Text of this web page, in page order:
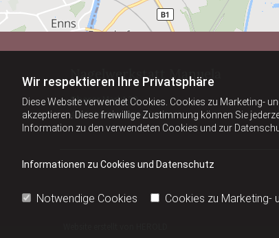
Wir respektieren Ihre Privatsphäre
Diese Website verwendet Cookies. Cookies zu Marketing-
akzeptieren. Diese freiwillige Zustimmung können Sie
Information zu den verwendeten Cookies und zur
Informationen zu Cookies und Datenschutz
Notwendige Cookies Cookies zu Marketing-
Nagelwerkstatt Manuela
Oberer Markt 20
4332 Naarn im Machlande